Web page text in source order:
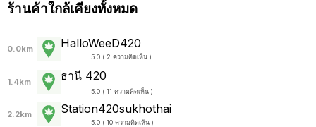
ร้านค้าใกล้เคียงทั้งหมด
0.0km HalloWeeD420
5.0 ( 2 ความคิดเห็น )
1.4km ธานี 420
5.0 ( 11 ความคิดเห็น )
2.2km Station420sukhothai
5.0 ( 10 ความคิดเห็น )